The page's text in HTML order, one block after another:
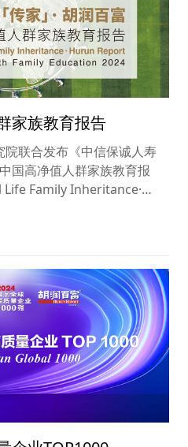
家族教育报告
联合发布《中信保诚人寿
国高净值人群家族教育报
Family Inheritance·
页的报告旨在探索中国
育、子女家庭教育、子女
的目标、方式、投入和规
家族教育提供参考。